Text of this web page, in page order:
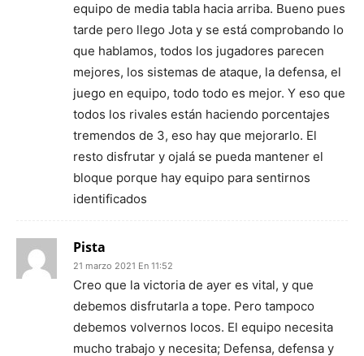
equipo de media tabla hacia arriba. Bueno pues
tarde pero llego Jota y se está comprobando lo
que hablamos, todos los jugadores parecen
mejores, los sistemas de ataque, la defensa, el
juego en equipo, todo todo es mejor. Y eso que
todos los rivales están haciendo porcentajes
tremendos de 3, eso hay que mejorarlo. El
resto disfrutar y ojalá se pueda mantener el
bloque porque hay equipo para sentirnos
identificados
Pista
21 marzo 2021 En 11:52
Creo que la victoria de ayer es vital, y que
debemos disfrutarla a tope. Pero tampoco
debemos volvernos locos. El equipo necesita
mucho trabajo y necesita; Defensa, defensa y